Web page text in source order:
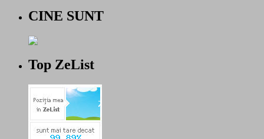
CINE SUNT
Top ZeList